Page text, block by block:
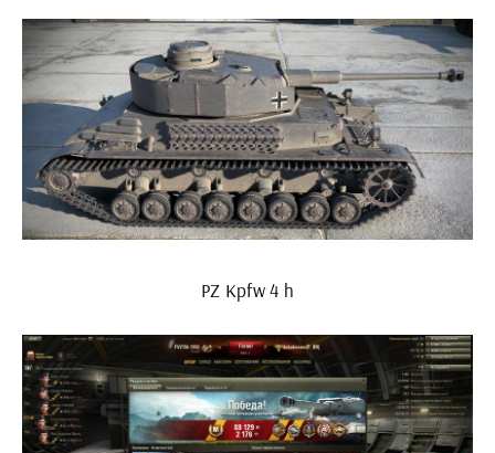
PZ Kpfw 4 h